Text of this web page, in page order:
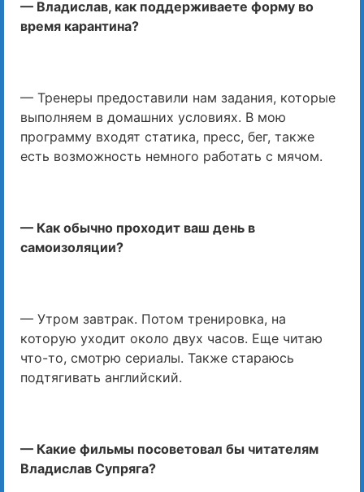
— Владислав, как поддерживаете форму во
время карантина?
— Тренеры предоставили нам задания, которые
выполняем в домашних условиях. В мою
программу входят статика, пресс, бег, также
есть возможность немного работать с мячом.
— Как обычно проходит ваш день в
самоизоляции?
— Утром завтрак. Потом тренировка, на
которую уходит около двух часов. Еще читаю
что-то, смотрю сериалы. Также стараюсь
подтягивать английский.
— Какие фильмы посоветовал бы читателям
Владислав Супряга?